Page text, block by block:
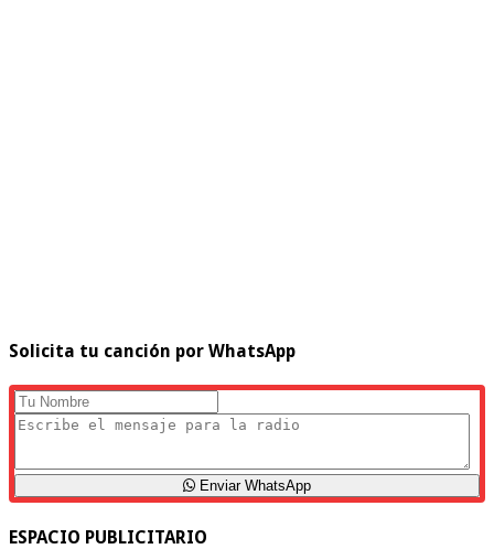
Solicita tu canción por WhatsApp
Enviar WhatsApp
ESPACIO PUBLICITARIO